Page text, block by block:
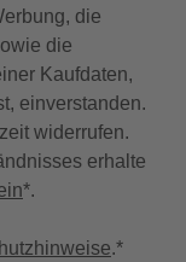
die
die
Kaufdaten,
einverstanden.
widerrufen.
erhalte
*.
.